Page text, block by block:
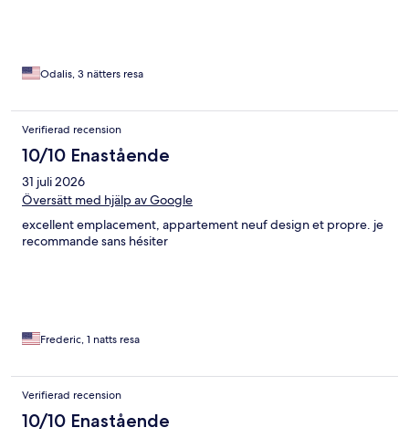
Odalis, 3 nätters resa
Verifierad recension
10/10 Enastående
31 juli 2026
Översätt med hjälp av Google
excellent emplacement, appartement neuf design et propre. je
recommande sans hésiter
Frederic, 1 natts resa
Verifierad recension
10/10 Enastående